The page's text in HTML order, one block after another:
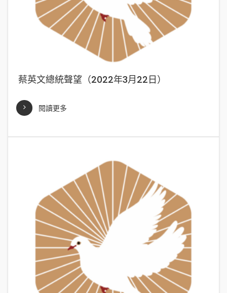
蔡英文總統聲望（2022年3月22日）
閱讀更多